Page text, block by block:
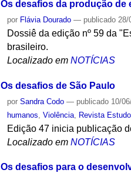
Os desafios da produção de
por Flávia Dourado — publicado
Dossiê da edição nº 59 da
brasileiro.
Localizado em NOTÍCIAS
Os desafios de São Paulo
porSandra Codo — publicado 10/
humanos ,Violência Revista
Edição 47 inicia publicação
Localizado em NOTÍCIAS
Os desafios para o